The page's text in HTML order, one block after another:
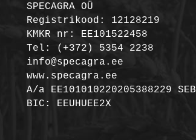
SPECAGRA OÜ
Registrikood: 12128219
KMKR nr: EE101522458
Tel: (+372) 5354 2238
info@specagra.ee
www.specagra.ee
A/a EE101010220205388229 SEB
BIC: EEUHUEE2X